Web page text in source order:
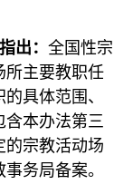
指出： 全国性宗
所主要教职任
具体范围、
含本办法第三
的宗教活动场
务局备案。